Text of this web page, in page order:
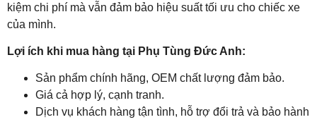
kiệm chi phí mà vẫn đảm bảo hiệu suất tối ưu cho chiếc xe
của mình.
Lợi ích khi mua hàng tại Phụ Tùng Đức Anh:
Sản phẩm chính hãng, OEM chất lượng đảm bảo.
Giá cả hợp lý, cạnh tranh.
Dịch vụ khách hàng tận tình, hỗ trợ đổi trả và bảo hành